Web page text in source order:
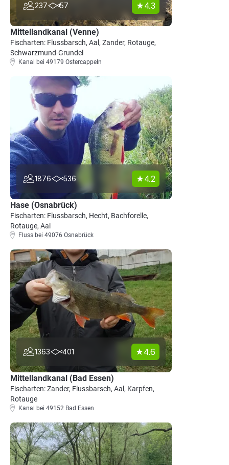
237 57 4.3
Mittellandkanal (Venne)
Fischarten: Flussbarsch, Aal, Zander, Rotauge,
Schwarzmund-Grundel
Kanal bei 49179 Ostercappeln
1876 536 4.2
Hase (Osnabrück)
Fischarten: Flussbarsch, Hecht, Bachforelle,
Rotauge, Aal
Fluss bei 49076 Osnabrück
1363 401 4.6
Mittellandkanal (Bad Essen)
Fischarten: Zander, Flussbarsch, Aal, Karpfen,
Rotauge
Kanal bei 49152 Bad Essen